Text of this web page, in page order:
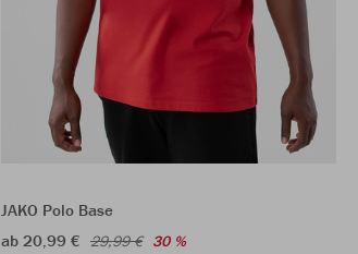
JAKO Polo Base
ab 20,99 € 29,99 € 30 %